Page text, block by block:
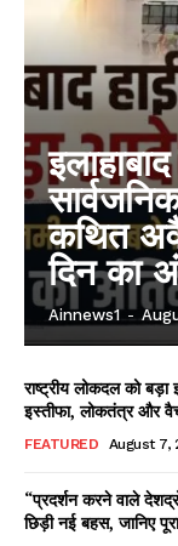
कथित
दिन का
Ainnews1 -
राष्ट्रीय लोकदल को बड़ा
इस्तीफा, लोकतंत्र और
FEATURED August 7,
“प्रदर्शन करने वाले
छिड़ी नई बहस, जानिए